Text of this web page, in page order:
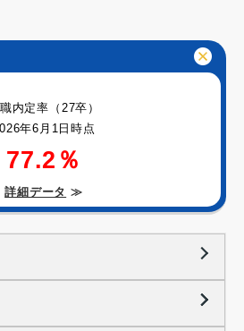
内定率（27卒）
年6月1日時点
77.2％
詳細データ ≫